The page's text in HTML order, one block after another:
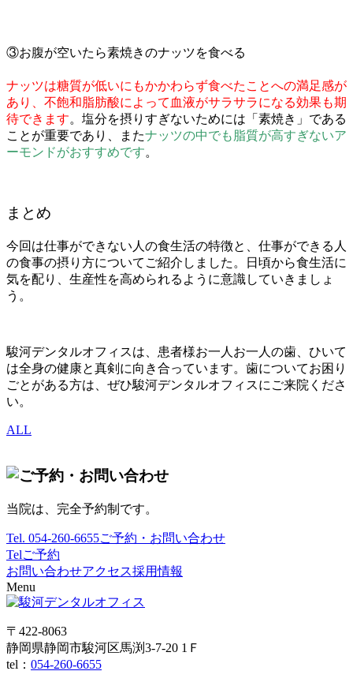
③お腹が空いたら素焼きのナッツを食べる
ナッツは糖質が低いにもかかわらず食べたことへの満足感が
あり、不飽和脂肪酸によって血液がサラサラになる効果も期
待できます。塩分を摂りすぎないためには「 素焼き 」である
ことが重要であり、またナッツの中でも脂質が高すぎないア
ーモンドがおすすめです。
まとめ
今回は仕事ができない人の食生活の特徴と、仕事ができる人
の食事の摂り方についてご紹介しました。日頃から食生活に
気を配り、生産性を高められるように意識していきましょ
う。
駿河デンタルオフィスは、患者様お一人お一人の歯、ひいて
は全身の健康と真剣に向き合っています。歯についてお困り
ごとがある方は、ぜひ駿河デンタルオフィスにご来院くださ
い。
ALL
当院は、完全予約制です。
Tel. 054-260-6655ご予約・お問い合わせ
Telご予約
お問い合わせアクセス採用情報
Menu
〒422-8063
静岡県静岡市駿河区馬渕3-7-20 1Ｆ
tel： 054-260-6655